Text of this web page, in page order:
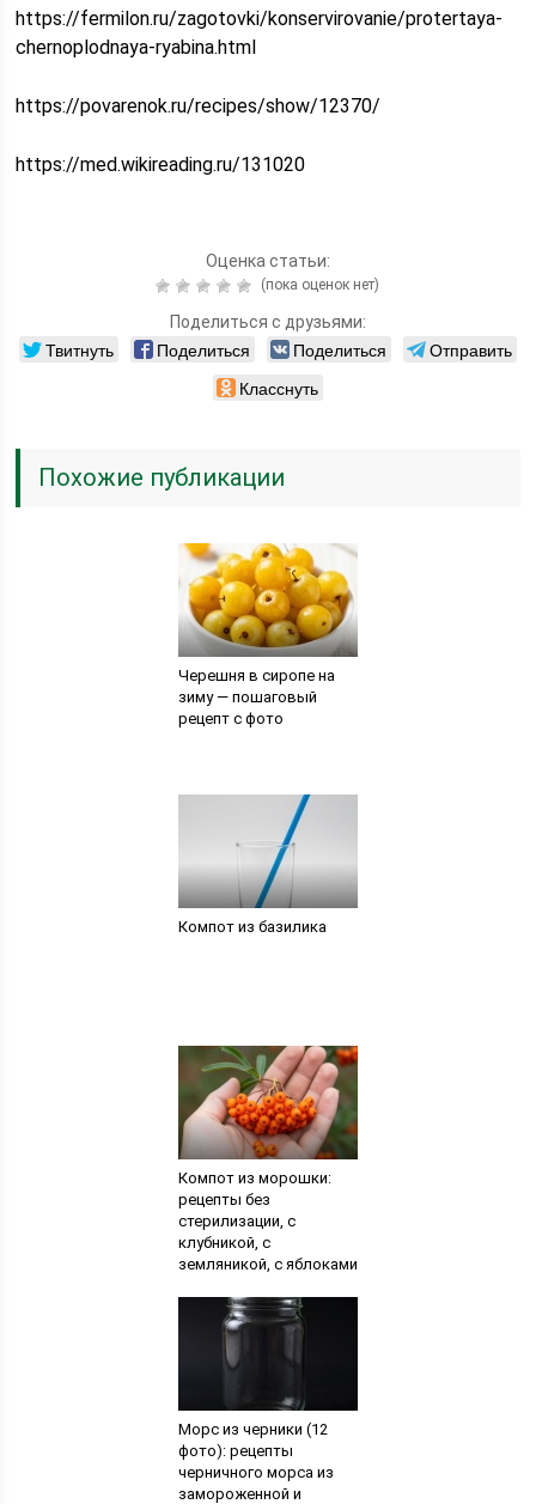
https://fermilon.ru/zagotovki/konservirovanie/protertaya-
chernoplodnaya-ryabina.html
https://povarenok.ru/recipes/show/12370/
https://med.wikireading.ru/131020
Оценка статьи:
(пока оценок нет)
Поделиться с друзьями:
Твитнуть Поделиться Поделиться
Отправить
Класснуть
Похожие публикации
Черешня в сиропе на
зиму — пошаговый
рецепт с фото
Компот из базилика
Компот из морошки:
рецепты без
стерилизации, с
клубникой, с
земляникой, с яблоками
Морс из черники (12
фото): рецепты
черничного морса из
замороженной и